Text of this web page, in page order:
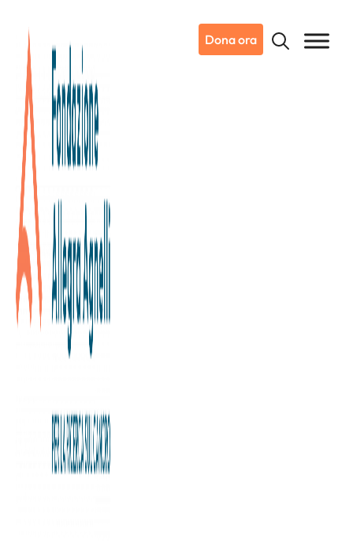
Dona ora
04/06/2024
Dicono di noi
A Candiolo un robot opera
prostata e rene con un solo
forellino
moneta, non più le classiche quattro incisioni nella parete
addominale. Così il recupero post-operatorio si accorcia e
in futuro i pazienti potranno tornare a casa dopo poche
ore dall’intervento, con un ricovero di 24-48 ore.